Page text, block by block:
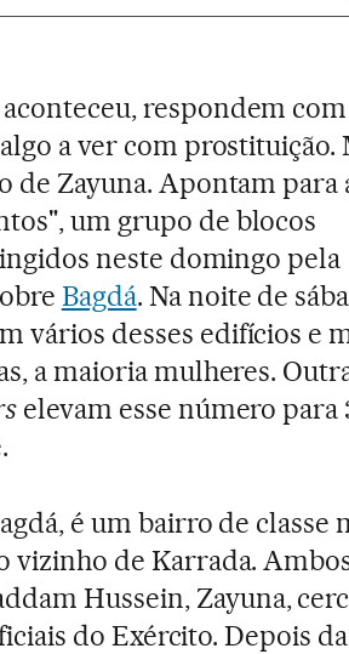
respondem com
a ver com prostituição.
de Zayuna. Apontam para
um grupo de blocos
neste domingo pela
Bagdá. Na noite de
vários desses edifícios e
a maioria mulheres.
elevam esse número para
é um bairro de classe
vizinho de Karrada.
Hussein, Zayuna,
do Exército. Depois